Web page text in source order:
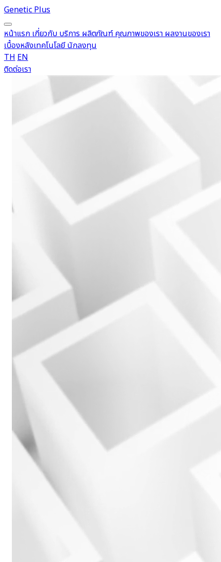
Genetic Plus
หน้าแรกเกี่ยวกับบริการผลิตภัณฑ์คุณภาพของเราผลงานของเรา
เบื้องหลังเทคโนโลยีนักลงทุน
THEN
ติดต่อเรา